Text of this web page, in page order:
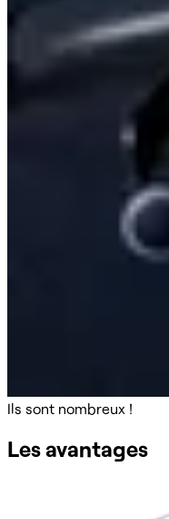
Ils sont nombreux !
Les avantages